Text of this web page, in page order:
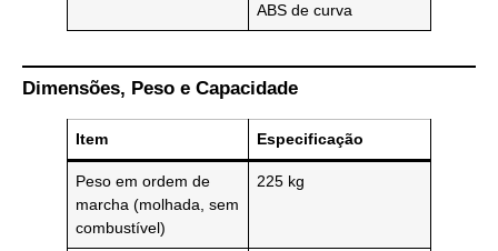
ABS de curva
Dimensões, Peso e Capacidade
Item Especificação
Peso em ordem de
marcha (molhada, sem
combustível)
225 kg